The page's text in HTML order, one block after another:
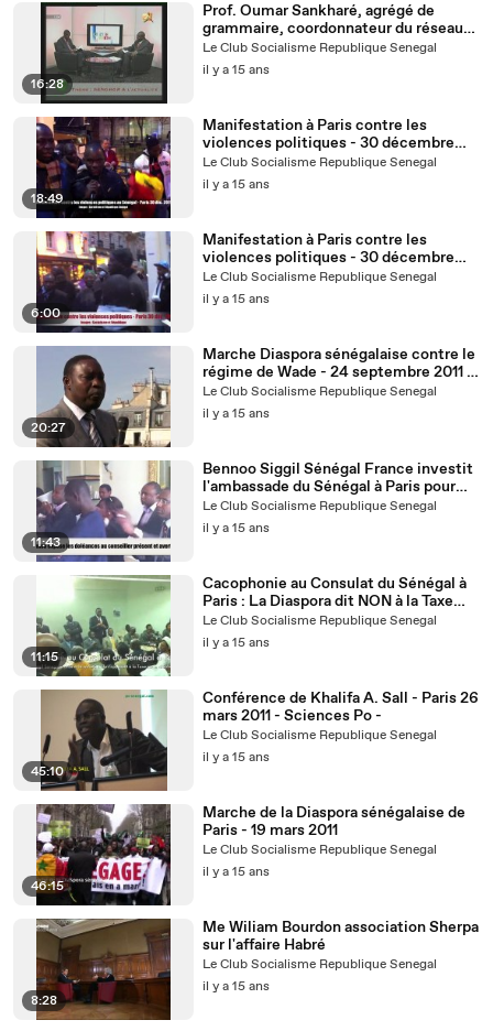
16:28
Prof. Oumar Sankharé, agrégé de
grammaire, coordonnateur du réseau
des universitaires du PS, sur 2STV
Le Club Socialisme Republique Senegal
il y a 15 ans
18:49
Manifestation à Paris contre les
violences politiques - 30 décembre
2011 2/2
Le Club Socialisme Republique Senegal
il y a 15 ans
6:00
Manifestation à Paris contre les
violences politiques - 30 décembre
2011
Le Club Socialisme Republique Senegal
il y a 15 ans
20:27
Marche Diaspora sénégalaise contre le
régime de Wade - 24 septembre 2011 -
Paris - Partie 1/2
Le Club Socialisme Republique Senegal
il y a 15 ans
11:43
Bennoo Siggil Sénégal France investit
l'ambassade du Sénégal à Paris pour
protester contre les violences
politiques
Le Club Socialisme Republique Senegal
il y a 15 ans
11:15
Cacophonie au Consulat du Sénégal à
Paris : La Diaspora dit NON à la Taxe
Global Voice sur les appels
téléphoniques entrants au Sénégal - 31
mai 2011
Le Club Socialisme Republique Senegal
il y a 15 ans
45:10
Conférence de Khalifa A. Sall - Paris 26
mars 2011 - Sciences Po -
Le Club Socialisme Republique Senegal
il y a 15 ans
46:15
Marche de la Diaspora sénégalaise de
Paris - 19 mars 2011
Le Club Socialisme Republique Senegal
il y a 15 ans
8:28
Me Wiliam Bourdon association Sherpa
sur l'affaire Habré
Le Club Socialisme Republique Senegal
il y a 15 ans